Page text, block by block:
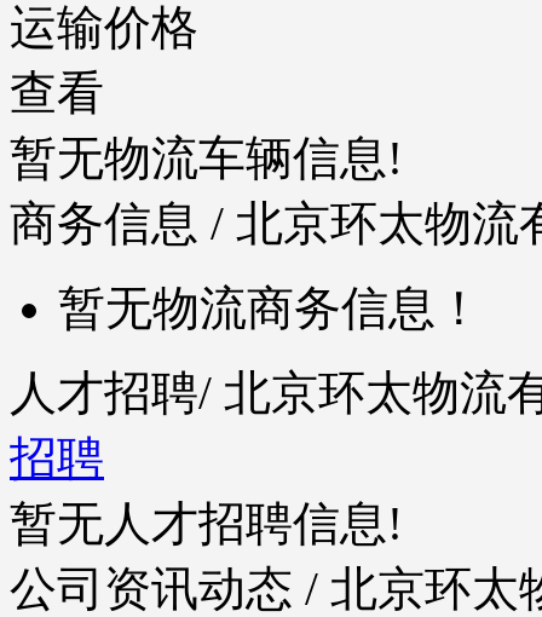
运输价格
查看
暂无物流车辆信息!
商务信息 / 北京环太物流
暂无物流商务信息！
人才招聘/ 北京环太物流
招聘
暂无人才招聘信息!
公司资讯动态 / 北京环太